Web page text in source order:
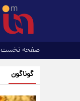
صفحه نخست
گوناگون